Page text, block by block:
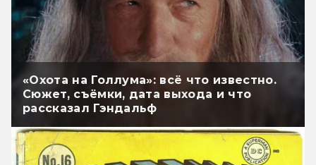
«Охота на Голлума»: всё что известно.
Сюжет, съёмки, дата выхода и что
рассказал Гэндальф